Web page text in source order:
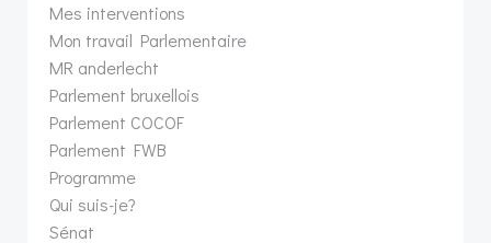
Mes interventions
Mon travail Parlementaire
MR anderlecht
Parlement bruxellois
Parlement COCOF
Parlement FWB
Programme
Qui suis-je?
Sénat